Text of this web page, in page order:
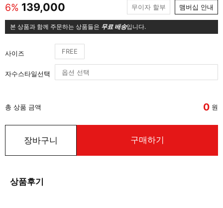
6% 139,000 무이자 할부 맴버십 안내
본 상품과 함께 주문하는 상품들은 무료 배송입니다.
사이즈 FREE
자수스타일선택
총 상품 금액 0 원
장바구니 구매하기
상품후기